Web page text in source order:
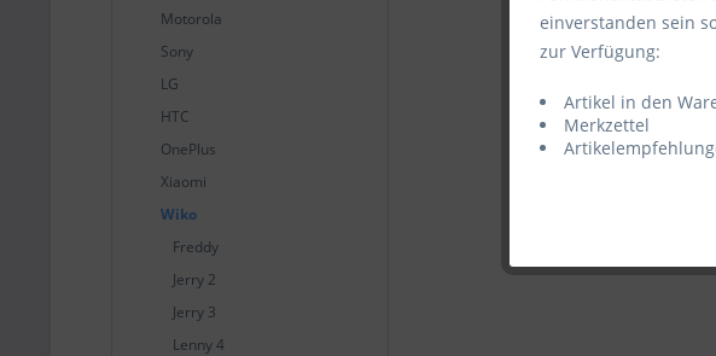
Motorola
Sony
LG
HTC
OnePlus
Xiaomi
Wiko
Freddy
Jerry 2
Jerry 3
Lenny 4
einverstanden sein
zur Verfügung:
Artikel in den
Merkzettel